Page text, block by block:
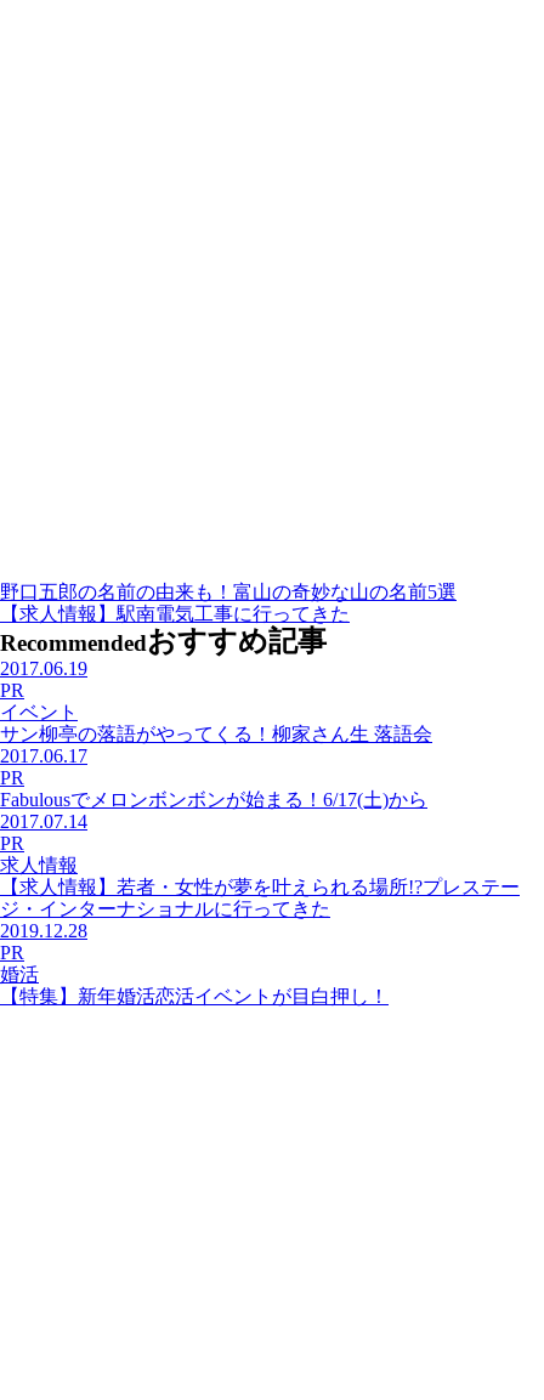
野口五郎の名前の由来も！富山の奇妙な山の名前5選
【求人情報】駅南電気工事に行ってきた
Recommendedおすすめ記事
2017.06.19
PR
イベント
サン柳亭の落語がやってくる！柳家さん生 落語会
2017.06.17
PR
Fabulousでメロンボンボンが始まる！6/17(土)から
2017.07.14
PR
求人情報
【求人情報】若者・女性が夢を叶えられる場所!?プレステー
ジ・インターナショナルに行ってきた
2019.12.28
PR
婚活
【特集】新年婚活恋活イベントが目白押し！